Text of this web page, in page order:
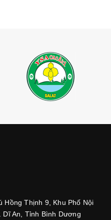
Hồng Thịnh 9, Khu Phố Nội
Dĩ An, Tỉnh Bình Dương